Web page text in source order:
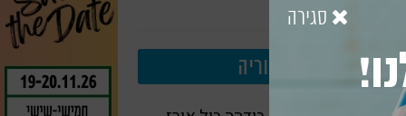
עוד בקטגוריה
סגירה